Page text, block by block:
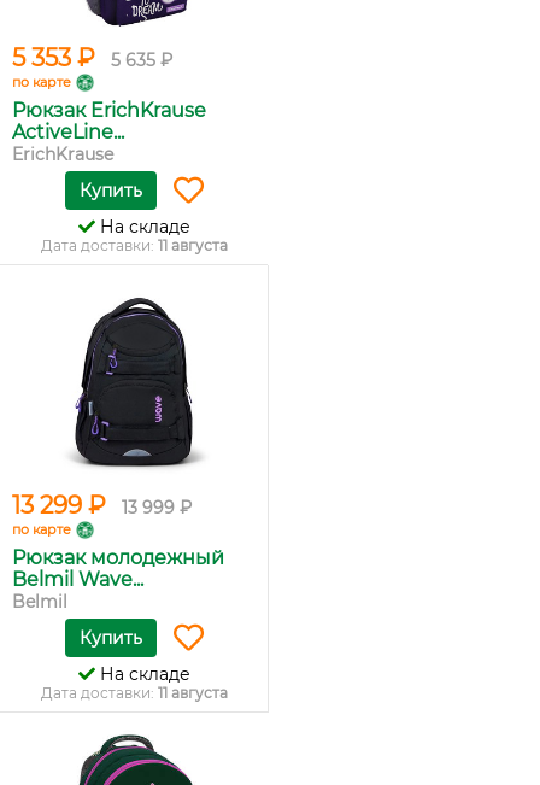
5 353 ₽ 5 635 ₽
по карте
Рюкзак ErichKrause
ActiveLine...
ErichKrause
Купить
На складе
Дата доставки: 11 августа
13 299 ₽ 13 999 ₽
по карте
Рюкзак молодежный
Belmil Wave...
Belmil
Купить
На складе
Дата доставки: 11 августа